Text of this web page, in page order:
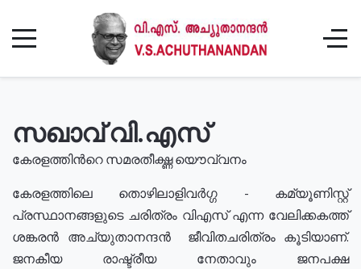
സഖാവ് വി.എസ്
കേരളത്തിൻറെ സമരതീക്ഷ്ണ യൌവ്വനം
കേരളത്തിലെ തൊഴിലാളിവർഗ്ഗ - കമ്യൂണിസ്റ്റ്
പ്രസ്ഥാനങ്ങളുടെ ചരിത്രം വിഎസ് എന്ന വേലിക്കകത്ത്
ശങ്കരൻ അച്യുതാനന്ദൻ ജീവിതചരിത്രം കൂടിയാണ്.
ജനകീയ രാഷ്ട്രീയ നേതാവും ജനപക്ഷ